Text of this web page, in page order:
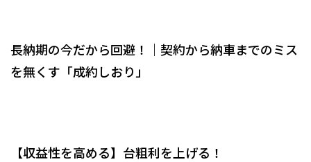
長納期の今だから回避！｜契約から納車までのミス
を無くす「成約しおり」
【収益性を高める】台粗利を上げる！